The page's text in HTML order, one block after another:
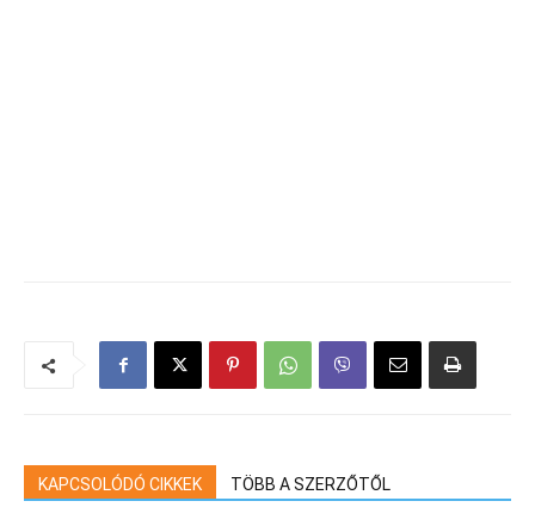
KAPCSOLÓDÓ CIKKEK TÖBB A SZERZŐTŐL